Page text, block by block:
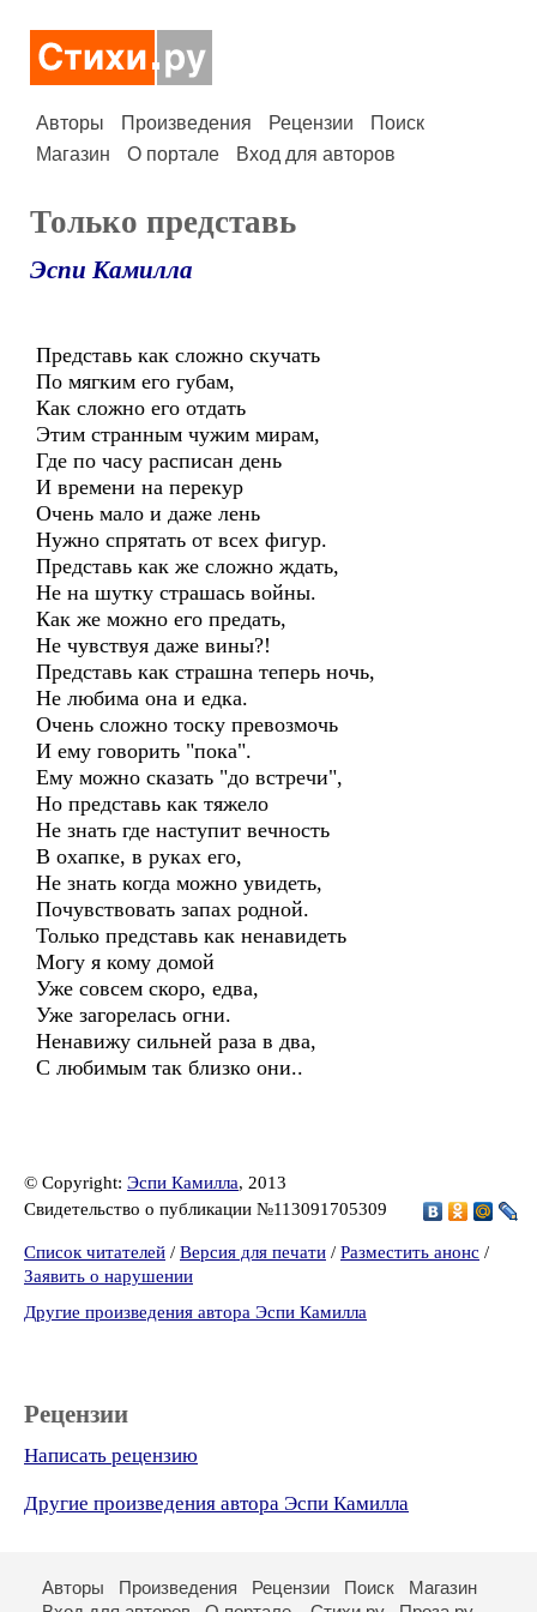
Авторы Произведения Рецензии
Поиск
Магазин
О портале Вход для авторов
Только представь
Эспи Камилла
Представь как сложно скучать
По мягким его губам,
Как сложно его отдать
Этим странным чужим мирам,
Где по часу расписан день
И времени на перекур
Очень мало и даже лень
Нужно спрятать от всех фигур.
Представь как же сложно ждать,
Не на шутку страшась войны.
Как же можно его предать,
Не чувствуя даже вины?!
Представь как страшна теперь ночь,
Не любима она и едка.
Очень сложно тоску превозмочь
И ему говорить "пока".
Ему можно сказать "до встречи",
Но представь как тяжело
Не знать где наступит вечность
В охапке, в руках его,
Не знать когда можно увидеть,
Почувствовать запах родной.
Только представь как ненавидеть
Могу я кому домой
Уже совсем скоро, едва,
Уже загорелась огни.
Ненавижу сильней раза в два,
С любимым так близко они..
© Copyright: Эспи Камилла, 2013
Свидетельство о публикации №113091705309
Список читателей / Версия для печати / Разместить анонс /
Заявить о нарушении
Другие произведения автора Эспи Камилла
Рецензии
Написать рецензию
Другие произведения автора Эспи Камилла
Авторы Произведения Рецензии Поиск
Магазин